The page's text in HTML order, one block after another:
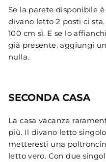
Se la parete disponibile è
divano letto 2 posti ci
100 cm sì. E se lo
già presente, aggiungi
nulla.
SECONDA CASA
La casa vacanze
più. Il divano letto
metteresti una
letto vero. Con due